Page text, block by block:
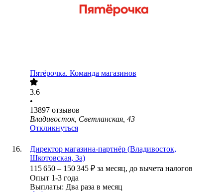
Пятёрочка. Команда магазинов
3.6
•
13897 отзывов
Владивосток, Светланская, 43
Откликнуться
Директор магазина-партнёр (Владивосток,
Шкотовская, 3а)
115 650 – 150 345 ₽ за месяц, до вычета налогов
Опыт 1-3 года
Выплаты: Два раза в месяц